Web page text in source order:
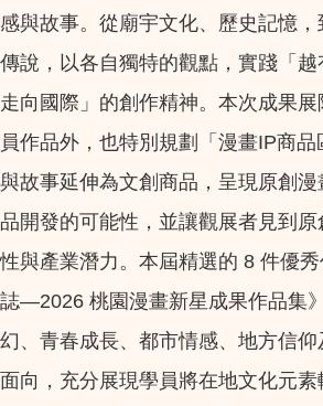
感與故事。從廟宇文化、歷史記憶
傳說，以各自獨特的觀點，實踐「
走向國際」的創作精神。本次成果
員作品外，也特別規劃「漫畫IP商
與故事延伸為文創商品，呈現原創
品開發的可能性，並讓觀展者見到
性與產業潛力。本屆精選的 8 件優
誌—2026 桃園漫畫新星成果作品集
幻、青春成長、都市情感、地方信
面向，充分展現學員將在地文化元